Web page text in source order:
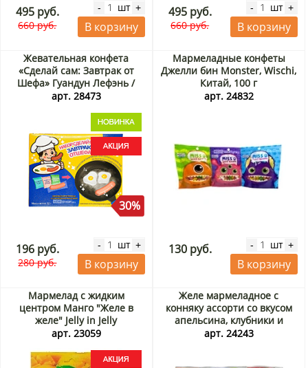
495 руб.
660 руб.
- шт +
В корзину
495 руб.
660 руб.
- шт +
В корзину
Жевательная конфета
«Сделай сам: Завтрак от
Шефа» Гуандун Лефэнь /
Guandong Lefen, Китай, 32 г
арт. 28473
30%
196 руб.
280 руб.
- шт +
В корзину
Мармеладные конфеты
Джелли бин Monster, Wischi,
Китай, 100 г
арт. 24832
130 руб. - шт +
В корзину
Мармелад с жидким
центром Манго "Желе в
желе" Jelly in Jelly
Соджу/Seoju, Корея, 26 г
арт. 23059
Желе мармеладное с
конняку ассорти со вкусом
апельсина, клубники и
винограда Blike, Китай, 60 г
арт. 24243